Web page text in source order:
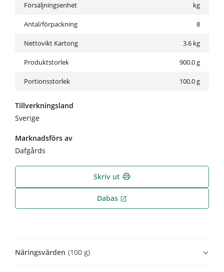
Försäljningsenhet kg
Antal/förpackning 8
Nettovikt Kartong 3.6 kg
Produktstorlek 900.0 g
Portionsstorlek 100.0 g
Tillverkningsland
Sverige
Marknadsförs av
Dafgårds
Skriv ut print
Dabas open_in_new
Näringsvärden (100 g)